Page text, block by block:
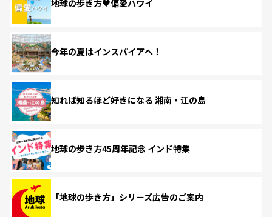
地球の歩き方♥偏愛ハワイ
今年の夏はインスパイアへ！
知れば知るほど好きになる 湘南・江の島
地球の歩き方45周年記念 インド特集
「地球の歩き方」シリーズ広告のご案内